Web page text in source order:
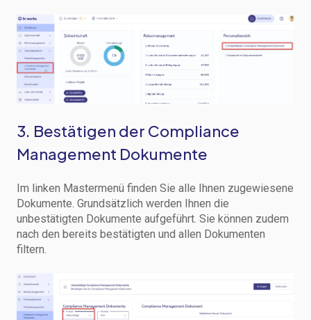
3. Bestätigen der Compliance
Management Dokumente
Im linken Mastermenü finden Sie alle Ihnen zugewiesene
Dokumente. Grundsätzlich werden Ihnen die
unbestätigten Dokumente aufgeführt. Sie können zudem
nach den bereits bestätigten und allen Dokumenten
filtern.